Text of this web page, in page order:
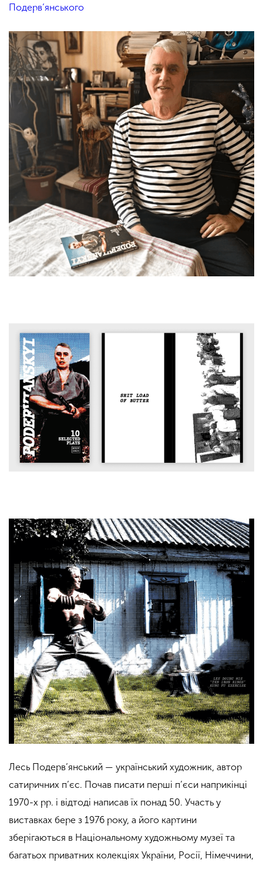
Подерв’янського
Лесь Подерв’янський — український художник, автор
сатиричних п’єс. Почав писати перші п’єси наприкінці
1970-х рр. і відтоді написав їх понад 50. Участь у
виставках бере з 1976 року, а його картини
зберігаються в Національному художньому музеї та
багатьох приватних колекціях України, Росії, Німеччини,